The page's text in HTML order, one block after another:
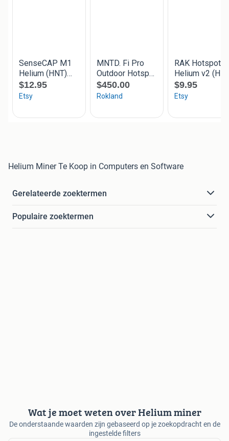
Helium Miner Te Koop in Computers en Software
Gerelateerde zoektermen
Populaire zoektermen
Wat je moet weten over Helium miner
De onderstaande waarden zijn gebaseerd op je zoekopdracht en de
ingestelde filters